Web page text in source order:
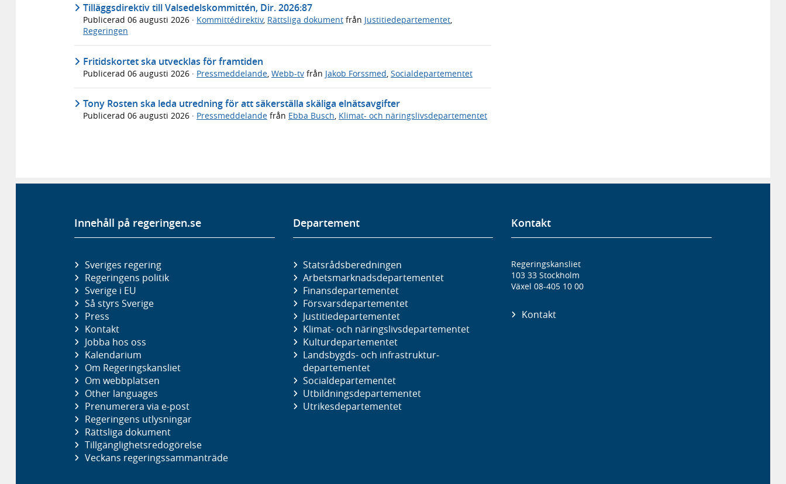
Tilläggsdirektiv till Valsedelskommittén, Dir. 2026:87
Publicerad 06 augusti 2026 · Kommittédirektiv, Rättsliga dokument från Justitiedepartementet,
Regeringen
Fritidskortet ska utvecklas för framtiden
Publicerad 06 augusti 2026 · Pressmeddelande Webb-tv från Jakob Forssmed Socialdepartementet
Tony Rosten ska leda utredning för att säkerställa skäliga elnätsavgifter
Publicerad 06 augusti 2026 · Pressmeddelande från Ebba Busch, Klimat- och näringslivsdepartementet
Innehåll på regeringen.se
Sveriges regering
Regeringens politik
Sverige i EU
Så styrs Sverige
Press
Kontakt
Jobba hos oss
Kalendarium
Om Regeringskansliet
Om webbplatsen
Other languages
Prenumerera via e-post
Regeringens utlysningar
Rättsliga dokument
Tillgänglighetsredogörelse
Veckans regeringssammanträde
Departement
Statsrådsberedningen
Arbetsmarknads­departementet
Finans­departementet
Försvars­departementet
Justitie­departementet
Klimat- och näringslivs­departementet
Kultur­departementet
Landsbygds- och infrastruktur­
departementet
Social­departementet
Utbildnings­departementet
Utrikes­departementet
Kontakt
Regeringskansliet
103 33 Stockholm
Växel 08-405 10 00
Kontakt